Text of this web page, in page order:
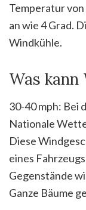
Temperatur von
an wie 4 Grad.
Windkühle.
Was
30-40 mph: Bei
Nationale
Diese
eines
Gegenstände
Ganze Bäume